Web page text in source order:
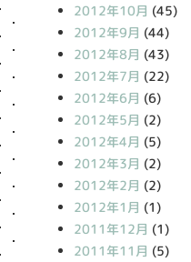
2012年10月 (45)
2012年9月 (44)
2012年8月 (43)
2012年7月 (22)
2012年6月 (6)
2012年5月 (2)
2012年4月 (5)
2012年3月 (2)
2012年2月 (2)
2012年1月 (1)
2011年12月 (1)
2011年11月 (5)